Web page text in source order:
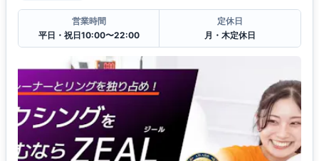
営業時間
平日・祝日10:00〜22:00
定休日
月・木定休日